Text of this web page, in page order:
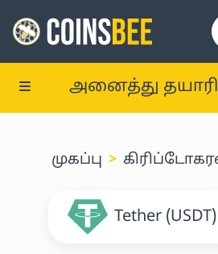
அனைத்து
முகப்பு
Tether (USDT)